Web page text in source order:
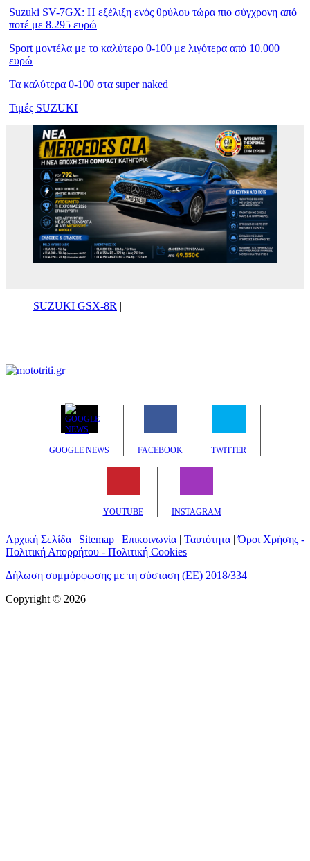
Suzuki SV-7GX: Η εξέλιξη ενός θρύλου τώρα πιο σύγχρονη από
ποτέ με 8.295 ευρώ
Sport μοντέλα με το καλύτερο 0-100 με λιγότερα από 10.000
ευρώ
Τα καλύτερα 0-100 στα super naked
Τιμές SUZUKI
SUZUKI GSX-8R |
GOOGLE NEWS FACEBOOK TWITTER
YOUTUBE INSTAGRAM
Αρχική Σελίδα | Sitemap | Επικοινωνία | Ταυτότητα |Όροι Χρήσης -
Πολιτική Απορρήτου - Πολιτική Cookies
Δήλωση συμμόρφωσης με τη σύσταση (ΕΕ) 2018/334
Copyright © 2026